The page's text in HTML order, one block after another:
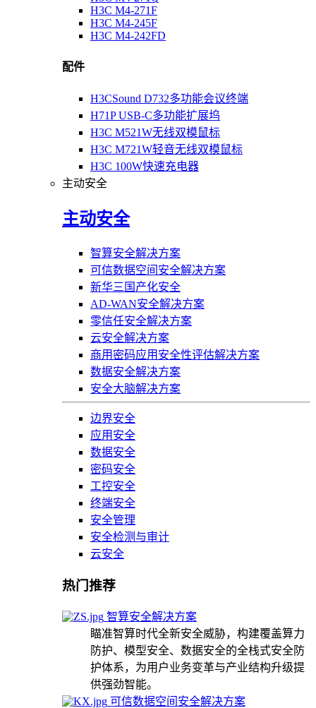
H3C M4-271F
H3C M4-245F
H3C M4-242FD
配件
H3CSound D732多功能会议终端
H71P USB-C多功能扩展坞
H3C M521W无线双模鼠标
H3C M721W轻音无线双模鼠标
H3C 100W快速充电器
主动安全
主动安全
智算安全解决方案
可信数据空间安全解决方案
新华三国产化安全
AD-WAN安全解决方案
零信任安全解决方案
云安全解决方案
商用密码应用安全性评估解决方案
数据安全解决方案
安全大脑解决方案
边界安全
应用安全
数据安全
密码安全
工控安全
终端安全
安全管理
安全检测与审计
云安全
热门推荐
智算安全解决方案
瞄准智算时代全新安全威胁，构建覆盖算力
防护、模型安全、数据安全的全栈式安全防
护体系，为用户业务变革与产业结构升级提
供强劲智能。
可信数据空间安全解决方案